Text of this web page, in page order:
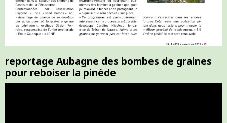
reportage Aubagne des bombes de graines
pour reboiser la pinède